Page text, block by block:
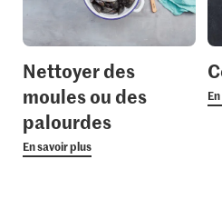
Nettoyer des
moules ou des
palourdes
En savoir plus